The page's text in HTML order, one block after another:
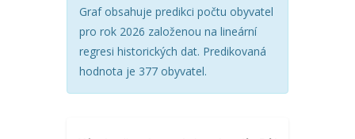
Graf obsahuje predikci počtu obyvatel
pro rok 2026 založenou na lineární
regresi historických dat. Predikovaná
hodnota je 377 obyvatel.